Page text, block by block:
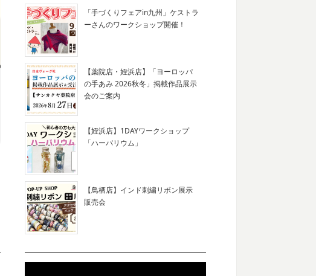
「手づくりフェアin九州」ケストラ
ーさんのワークショップ開催！
【薬院店・姪浜店】「ヨーロッパ
の手あみ 2026秋冬」掲載作品展示
会のご案内
【姪浜店】1DAYワークショップ
「ハーバリウム」
【鳥栖店】インド刺繍リボン展示
販売会